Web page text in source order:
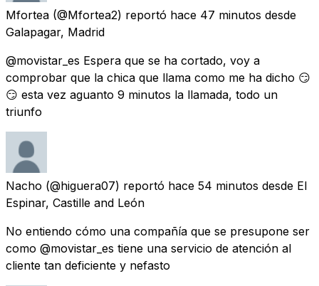
Mfortea (@Mfortea2) reportó hace 47 minutos desde
Galapagar, Madrid
@movistar_es Espera que se ha cortado, voy a
comprobar que la chica que llama como me ha dicho 😏
😏 esta vez aguanto 9 minutos la llamada, todo un
triunfo
Nacho (@higuera07) reportó hace 54 minutos desde El
Espinar, Castille and León
No entiendo cómo una compañía que se presupone ser
como @movistar_es tiene una servicio de atención al
cliente tan deficiente y nefasto